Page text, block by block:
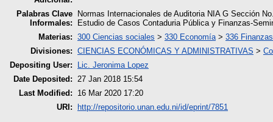
Palabras Clave
Informales:
Normas Internacionales de Auditoria NIA G Sección
Estudio de Casos Contaduria Pública y Finanzas-
Materias: 300 Ciencias sociales > 330 Economía > 336
Divisiones: CIENCIAS ECONÓMICAS Y ADMINISTRATIVAS >
Depositing User:
Lic. Jeronima Lopez
Date Deposited:
27 Jan 2018 15:54
Last Modified:
16 Mar 2020 17:20
URI:
http://repositorio.unan.edu.ni/id/eprint/7851